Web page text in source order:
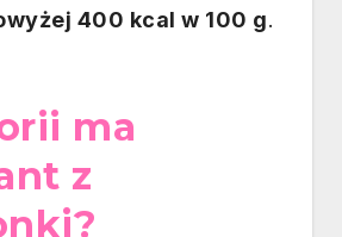
400 kcal w 100 g.
ma
z